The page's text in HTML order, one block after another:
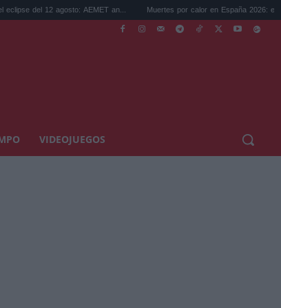
AEMET an... Muertes por calor en España 2026: el verano más ca...
VIDEOJUEGOS